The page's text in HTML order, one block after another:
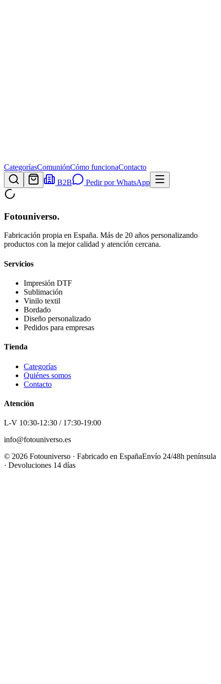
CategoríasComuniónCómo funcionaContacto
B2B
Pedir por WhatsApp
Fotouniverso.
Fabricación propia en España. Más de 20 años personalizando
productos con la mejor calidad y atención cercana.
Servicios
Impresión DTF
Sublimación
Vinilo textil
Bordado
Diseño personalizado
Pedidos para empresas
Tienda
Categorías
Quiénes somos
Contacto
Atención
L-V 10:30-12:30 / 17:30-19:00
info@fotouniverso.es
© 2026 Fotouniverso · Fabricado en EspañaEnvío 24/48h península
· Devoluciones 14 días